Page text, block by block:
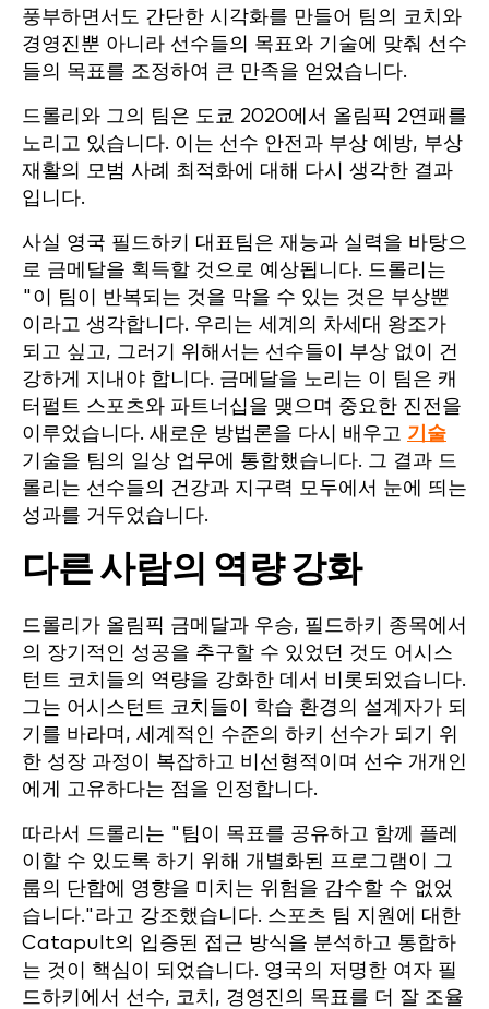
풍부하면서도 간단한 시각화를 만들어 팀의 코치와
경영진뿐 아니라 선수들의 목표와 기술에 맞춰 선수
들의 목표를 조정하여 큰 만족을 얻었습니다.
드롤리와 그의 팀은 도쿄 2020에서 올림픽 2연패를
노리고 있습니다. 이는 선수 안전과 부상 예방, 부상
재활의 모범 사례 최적화에 대해 다시 생각한 결과
입니다.
사실 영국 필드하키 대표팀은 재능과 실력을 바탕으
로 금메달을 획득할 것으로 예상됩니다. 드롤리는
"이 팀이 반복되는 것을 막을 수 있는 것은 부상뿐
이라고 생각합니다. 우리는 세계의 차세대 왕조가
되고 싶고, 그러기 위해서는 선수들이 부상 없이 건
강하게 지내야 합니다. 금메달을 노리는 이 팀은 캐
터펄트 스포츠와 파트너십을 맺으며 중요한 진전을
이루었습니다. 새로운 방법론을 다시 배우고 기술
기술을 팀의 일상 업무에 통합했습니다. 그 결과 드
롤리는 선수들의 건강과 지구력 모두에서 눈에 띄는
성과를 거두었습니다.
다른 사람의 역량 강화
드롤리가 올림픽 금메달과 우승, 필드하키 종목에서
의 장기적인 성공을 추구할 수 있었던 것도 어시스
턴트 코치들의 역량을 강화한 데서 비롯되었습니다.
그는 어시스턴트 코치들이 학습 환경의 설계자가 되
기를 바라며, 세계적인 수준의 하키 선수가 되기 위
한 성장 과정이 복잡하고 비선형적이며 선수 개개인
에게 고유하다는 점을 인정합니다.
따라서 드롤리는 "팀이 목표를 공유하고 함께 플레
이할 수 있도록 하기 위해 개별화된 프로그램이 그
룹의 단합에 영향을 미치는 위험을 감수할 수 없었
습니다."라고 강조했습니다. 스포츠 팀 지원에 대한
Catapult의 입증된 접근 방식을 분석하고 통합하
는 것이 핵심이 되었습니다. 영국의 저명한 여자 필
드하키에서 선수, 코치, 경영진의 목표를 더 잘 조율